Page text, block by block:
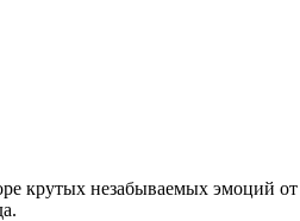
крутых незабываемых эмоций